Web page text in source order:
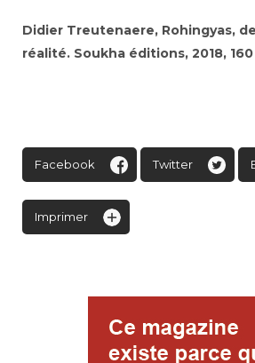
Didier Treutenaere, Rohingyas,
réalité. Soukha éditions, 2018,
Facebook Twitter
Imprimer